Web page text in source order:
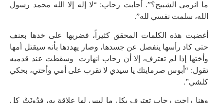
ما انرمى الشبيح؟”. أجابت رحاب: “لا إله إلا الله محمد رسول
الله، سلمت نفسي لله”.
أغضبت هذه الكلمات المحقق كثيراً، فضربها على خدها بعنف
حتى كاد رأسها ينفصل عن جسدها، وصار يهددها بأنه سيقتل أمها
وأختها إذا لم تعترف، إلا أن رحاب انهارت وسقطت عند قدميه
تقول: “أبوس صرمايتك يا سيدي لا تقرب على أمي وأختي، بحكي
كلشي”.
وهنا راحت رحاب تعترف بكل ما ليس لها علاقة به، فدُوِنَتْ كل